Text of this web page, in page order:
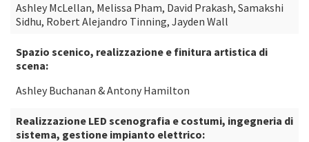
Ashley McLellan, Melissa Pham, David Prakash, Samakshi
Sidhu, Robert Alejandro Tinning, Jayden Wall
Spazio scenico, realizzazione e finitura artistica di
scena:
Ashley Buchanan & Antony Hamilton
Realizzazione LED scenografia e costumi, ingegneria di
sistema, gestione impianto elettrico: